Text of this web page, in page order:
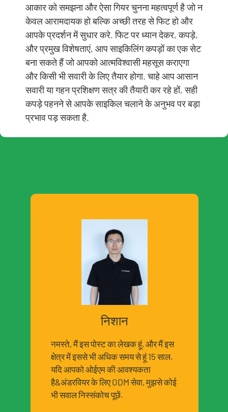
आकार को समझना और ऐसा गियर चुनना महत्वपूर्ण है जो न
केवल आरामदायक हो बल्कि अच्छी तरह से फिट हो और
आपके प्रदर्शन में सुधार करे. फिट पर ध्यान देकर, कपड़े,
और प्रमुख विशेषताएं, आप साइकिलिंग कपड़ों का एक सेट
बना सकते हैं जो आपको आत्मविश्वासी महसूस कराएगा
और किसी भी सवारी के लिए तैयार होगा. चाहे आप आसान
सवारी या गहन प्रशिक्षण सत्र की तैयारी कर रहे हों, सही
कपड़े पहनने से आपके साइकिल चलाने के अनुभव पर बड़ा
प्रभाव पड़ सकता है.
निशान
नमस्ते, मैं इस पोस्ट का लेखक हूं, और मैं इस
क्षेत्र में इससे भी अधिक समय से हूं 15 साल.
यदि आपको ओईएम की आवश्यकता
है&अंडरवियर के लिए ODM सेवा, मुझसे कोई
भी सवाल निस्संकोच पूछें.